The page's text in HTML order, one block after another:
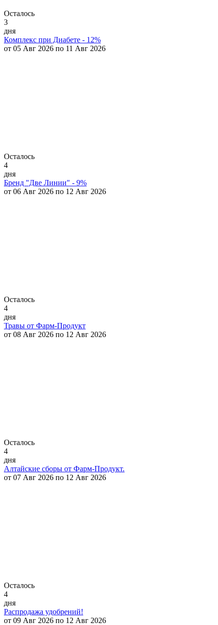
Осталось
3
дня
Комплекс при Диабете - 12%
от 05 Авг 2026 по 11 Авг 2026
Осталось
4
дня
Бренд "Две Линии" - 9%
от 06 Авг 2026 по 12 Авг 2026
Осталось
4
дня
Травы от Фарм-Продукт
от 08 Авг 2026 по 12 Авг 2026
Осталось
4
дня
Алтайские сборы от Фарм-Продукт.
от 07 Авг 2026 по 12 Авг 2026
Осталось
4
дня
Распродажа удобрений!
от 09 Авг 2026 по 12 Авг 2026